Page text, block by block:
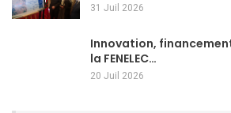
31 Juil 2026
Innovation,
la FENELEC…
20 Juil 2026